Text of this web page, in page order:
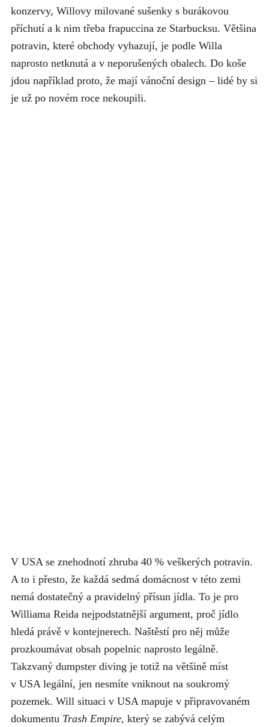
konzervy, Willovy milované sušenky s burákovou
příchutí a k nim třeba frapuccina ze Starbucksu. Většina
potravin, které obchody vyhazují, je podle Willa
naprosto netknutá a v neporušených obalech. Do koše
jdou například proto, že mají vánoční design – lidé by si
je už po novém roce nekoupili.
V USA se znehodnotí zhruba 40 % veškerých potravin.
A to i přesto, že každá sedmá domácnost v této zemi
nemá dostatečný a pravidelný přísun jídla. To je pro
Williama Reida nejpodstatnější argument, proč jídlo
hledá právě v kontejnerech. Naštěstí pro něj může
prozkoumávat obsah popelnic naprosto legálně.
Takzvaný dumpster diving je totiž na většině míst
v USA legální, jen nesmíte vniknout na soukromý
pozemek. Will situaci v USA mapuje v připravovaném
dokumentu Trash Empire, který se zabývá celým